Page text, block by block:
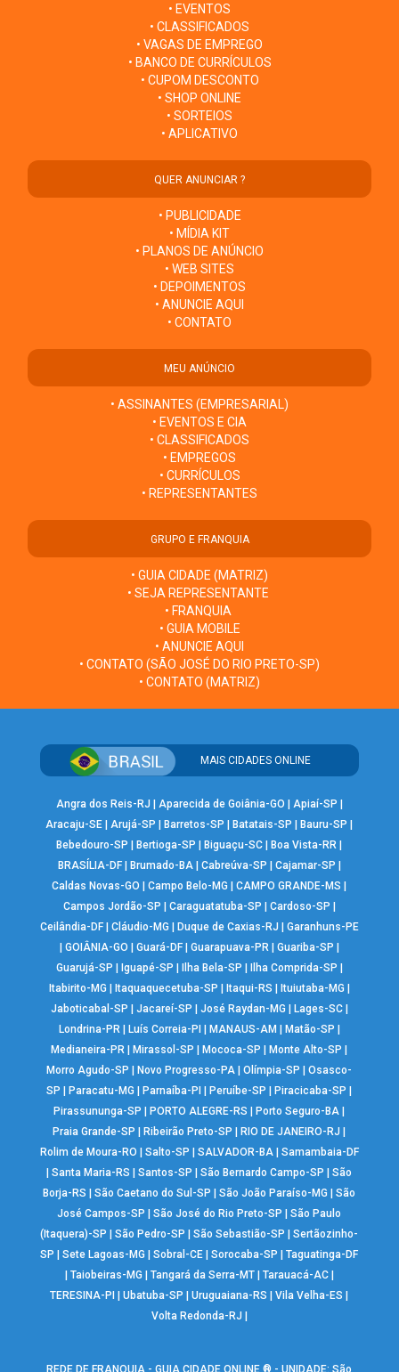
• EVENTOS
• CLASSIFICADOS
• VAGAS DE EMPREGO
• BANCO DE CURRÍCULOS
• CUPOM DESCONTO
• SHOP ONLINE
• SORTEIOS
• APLICATIVO
QUER ANUNCIAR ?
• PUBLICIDADE
• MÍDIA KIT
• PLANOS DE ANÚNCIO
• WEB SITES
• DEPOIMENTOS
• ANUNCIE AQUI
• CONTATO
MEU ANÚNCIO
• ASSINANTES (EMPRESARIAL)
• EVENTOS E CIA
• CLASSIFICADOS
• EMPREGOS
• CURRÍCULOS
• REPRESENTANTES
GRUPO E FRANQUIA
• GUIA CIDADE (MATRIZ)
• SEJA REPRESENTANTE
• FRANQUIA
• GUIA MOBILE
• ANUNCIE AQUI
• CONTATO (SÃO JOSÉ DO RIO PRETO-SP)
• CONTATO (MATRIZ)
MAIS CIDADES ONLINE
Angra dos Reis-RJ | Aparecida de Goiânia-GO | Apiaí-SP |
Aracaju-SE | Arujá-SP |Barretos-SP |Batatais-SP |Bauru-SP |
Bebedouro-SP |Bertioga-SP |Biguaçu-SC |Boa Vista-RR |
BRASÍLIA-DF| Brumado-BA| Cabreúva-SP | Cajamar-SP |
Caldas Novas-GO |Campo Belo-MG |CAMPO GRANDE-MS |
Campos Jordão-SP | Caraguatatuba-SP | Cardoso-SP |
Ceilândia-DF| Cláudio-MG | Duque de Caxias-RJ | Garanhuns-PE
| GOIÂNIA-GO | Guará-DF| Guarapuava-PR | Guariba-SP |
Guarujá-SP | Iguapé-SP | Ilha Bela-SP | Ilha Comprida-SP |
Itabirito-MG | Itaquaquecetuba-SP | Itaqui-RS | Ituiutaba-MG |
Jaboticabal-SP | Jacareí-SP | José Raydan-MG | Lages-SC|
Londrina-PR | Luís Correia-PI | MANAUS-AM | Matão-SP |
Medianeira-PR |Mirassol-SP |Mococa-SP |Monte Alto-SP |
Morro Agudo-SP |Novo Progresso-PA |Olímpia-SP |Osasco-
SP |Paracatu-MG |Parnaíba-PI |Peruíbe-SP |Piracicaba-SP |
Pirassununga-SP |PORTO ALEGRE-RS |Porto Seguro-BA |
Praia Grande-SP |Ribeirão Preto-SP |RIO DE JANEIRO-RJ |
Rolim de Moura-RO | Salto-SP | SALVADOR-BA| Samambaia-DF
|Santa Maria-RS |Santos-SP |São Bernardo Campo-SP |São
Borja-RS |São Caetano do Sul-SP |São João Paraíso-MG |São
José Campos-SP |São José do Rio Preto-SP |São Paulo
(Itaquera)-SP |São Pedro-SP |São Sebastião-SP |Sertãozinho-
SP |Sete Lagoas-MG |Sobral-CE |Sorocaba-SP |Taguatinga-DF
| Taiobeiras-MG | Tangará da Serra-MT| Tarauacá-AC|
TERESINA-PI |Ubatuba-SP |Uruguaiana-RS |Vila Velha-ES |
Volta Redonda-RJ |
REDE DE FRANQUIA - GUIA CIDADE ONLINE ® - UNIDADE: São